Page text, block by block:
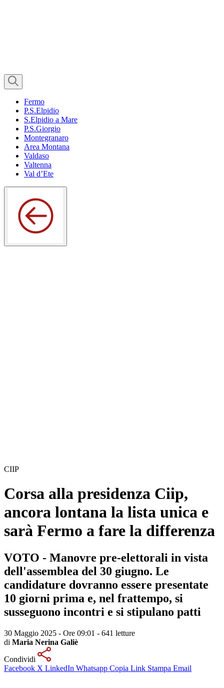
Fermo
P.S.Elpidio
S.Elpidio a Mare
P.S.Giorgio
Montegranaro
Area Montana
Valdaso
Valtenna
Val d’Ete
CIIP
Corsa alla presidenza Ciip,
ancora lontana la lista unica e
sarà Fermo a fare la differenza
VOTO - Manovre pre-elettorali in vista
dell'assemblea del 30 giugno. Le
candidature dovranno essere presentate
10 giorni prima e, nel frattempo, si
susseguono incontri e si stipulano patti
30 Maggio 2025 - Ore 09:01 - 641 letture
di Maria Nerina Galiè
Condividi
Facebook X LinkedIn Whatsapp Copia Link Stampa Email